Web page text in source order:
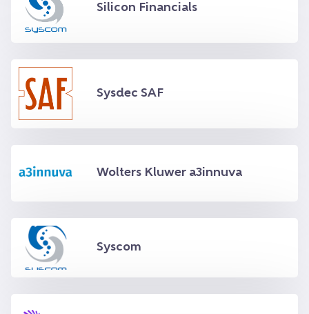
Silicon Financials
Sysdec SAF
Wolters Kluwer a3innuva
Syscom